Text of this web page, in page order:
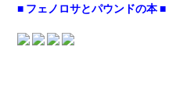
■ フェノロサとパウンドの本 ■